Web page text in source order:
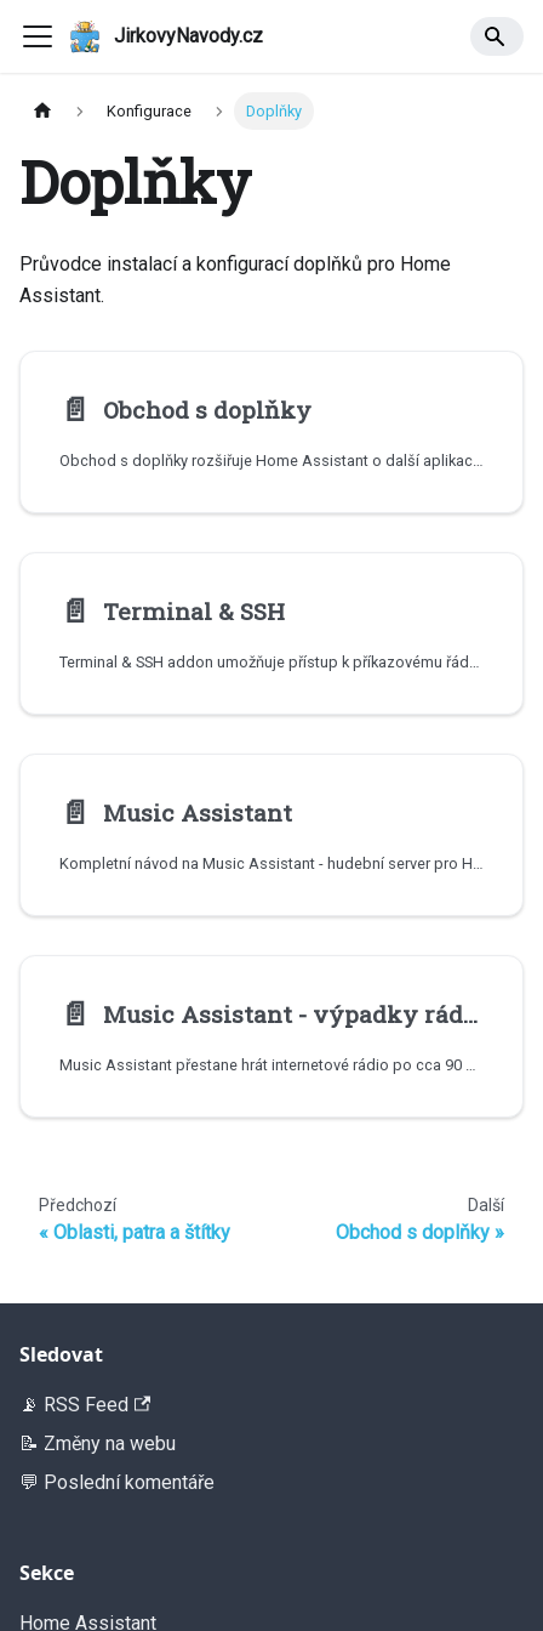
JirkovyNavody.cz
Konfigurace Doplňky
Doplňky
Průvodce instalací a konfigurací doplňků pro Home
Assistant.
📄️ Obchod s doplňky
Obchod s doplňky rozšiřuje Home Assistant o další aplikace a služby. Naučte se instalovat addony a přidávat komunitní repositáře.
📄️ Terminal & SSH
Terminal & SSH addon umožňuje přístup k příkazovému řádku Home Assistant přes webové rozhraní i vzdálené SSH připojení pro pokročilou správu systému.
📄️ Music Assistant
Kompletní návod na Music Assistant - hudební server pro Home Assistant. Spotify, hudba z NAS přes SMB, audioknihy a podcasty, multi-room audio i hlasové ovládání hudby přes Assist.
📄️ Music Assistant - výpadky rádia přes Chromecast
Music Assistant přestane hrát internetové rádio po cca 90 sekundách a Chromecast se odpojí? Na soundbaru Samsung HW-Q800D byla příčina HTTP profil „forced content length". Návod ukazuje diagnostiku přes HA REST API i finální opravu (Profile 2 - no content length).
Předchozí
Oblasti, patra a štítky
Další
Obchod s doplňky
Sledovat
📡 RSS Feed
📝 Změny na webu
💬 Poslední komentáře
Sekce
Home Assistant